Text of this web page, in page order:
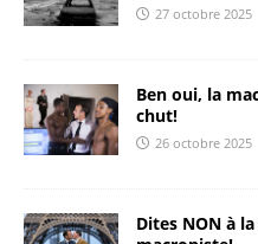
27 octobre 2025
Ben oui, la
chut!
26 octobre 2025
Dites NON à